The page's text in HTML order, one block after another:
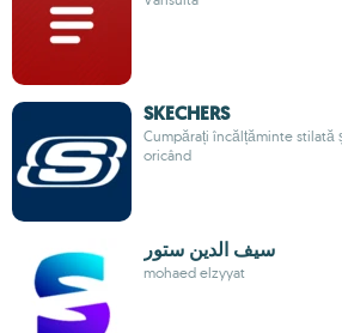
SKECHERS
Cumpărați încălțăminte stilată
oricând
سيف الدين ستور
mohaed elzyyat